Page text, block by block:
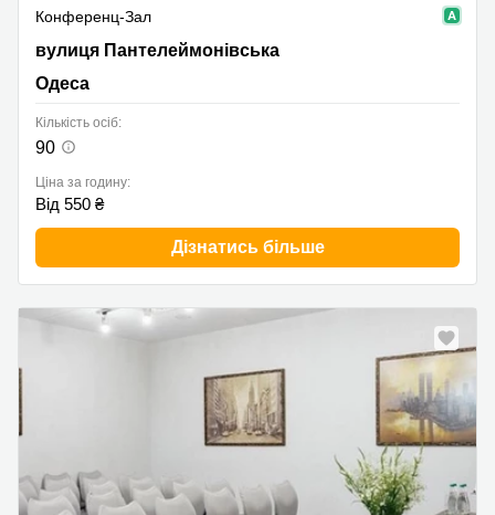
Конференц-Зал
вулиця Пантелеймонівська 25, Одеса
вулиця Пантелеймонівська
Одеса
Кількість осіб:
90
Ціна за годину:
Від 550 ₴
Дізнатись більше